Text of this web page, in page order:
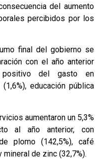
del aumento
percibidos por los
final del gobierno se
con el año anterior
positivo del gasto en
educación pública
aumentaron un 5,3%
al año anterior, con
plomo (142,5%), café
mineral de zinc (32,7%).